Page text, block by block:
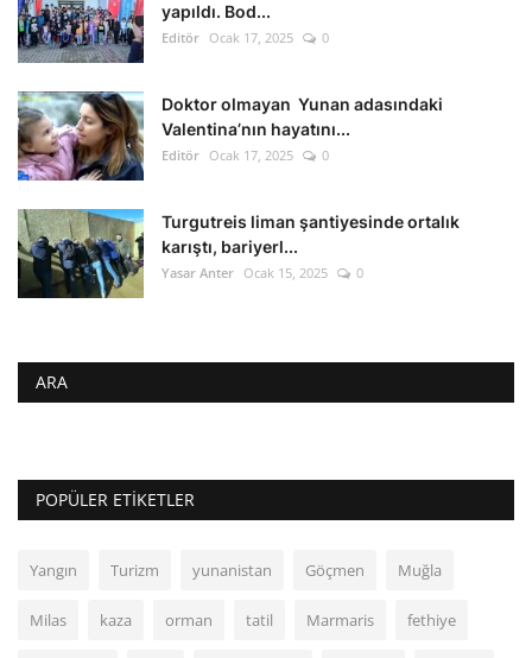
yapıldı. Bod...
Editör Ocak 17, 2025 0
Doktor olmayan Yunan adasındaki
Valentina’nın hayatını...
Editör Ocak 17, 2025 0
Turgutreis liman şantiyesinde ortalık
karıştı, bariyerl...
Yasar Anter Ocak 15, 2025 0
ARA
POPÜLER ETIKETLER
Yangın Turizm yunanistan Göçmen Muğla
Milas kaza orman tatil Marmaris fethiye